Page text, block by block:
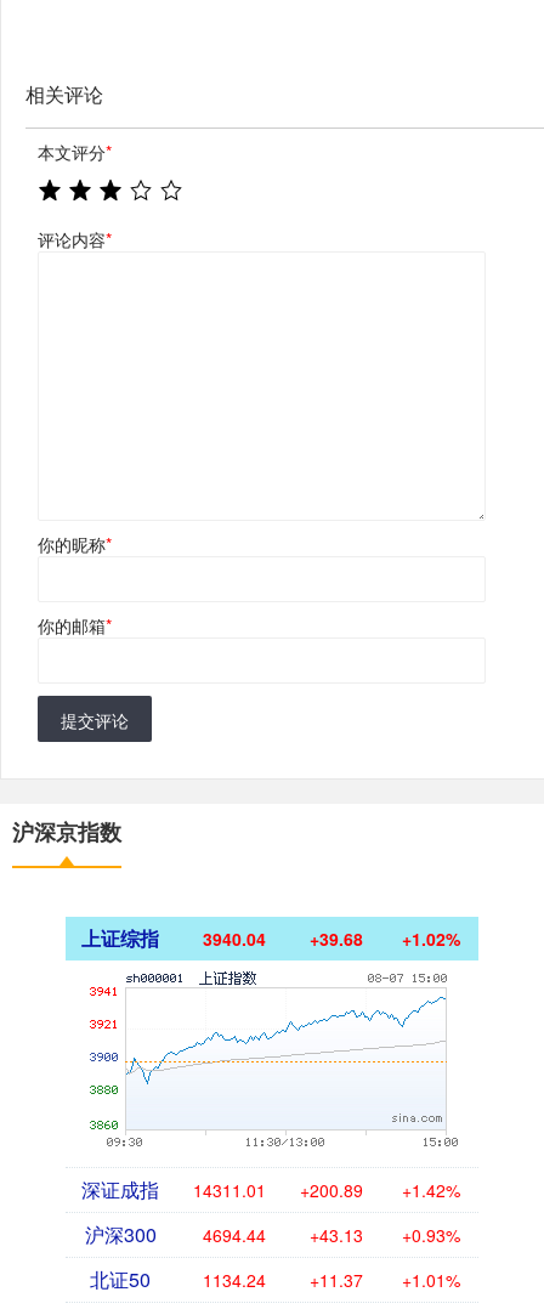
相关评论
本文评分*
评论内容*
你的昵称*
你的邮箱*
提交评论
沪深京指数
上证综指 3940.04 +39.68 +1.02%
深证成指 14311.01 +200.89 +1.42%
沪深300 4694.44 +43.13 +0.93%
北证50 1134.24 +11.37 +1.01%